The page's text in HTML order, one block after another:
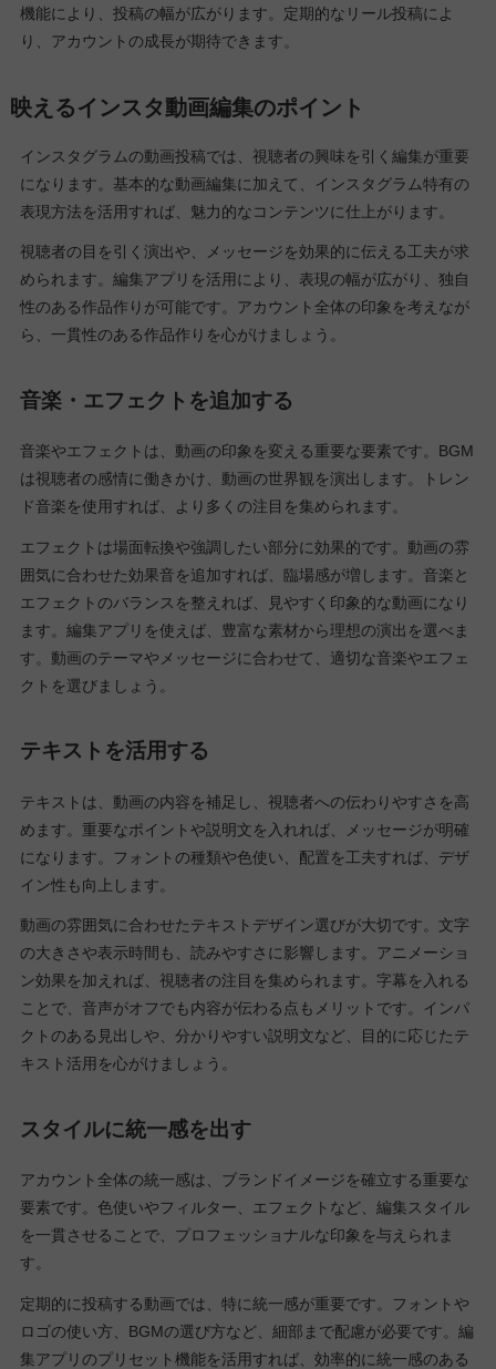
機能により、投稿の幅が広がります。定期的なリール投稿によ
り、アカウントの成長が期待できます。
映えるインスタ動画編集のポイント
インスタグラムの動画投稿では、視聴者の興味を引く編集が重要
になります。基本的な動画編集に加えて、インスタグラム特有の
表現方法を活用すれば、魅力的なコンテンツに仕上がります。
視聴者の目を引く演出や、メッセージを効果的に伝える工夫が求
められます。編集アプリを活用により、表現の幅が広がり、独自
性のある作品作りが可能です。アカウント全体の印象を考えなが
ら、一貫性のある作品作りを心がけましょう。
音楽・エフェクトを追加する
音楽やエフェクトは、動画の印象を変える重要な要素です。BGM
は視聴者の感情に働きかけ、動画の世界観を演出します。トレン
ド音楽を使用すれば、より多くの注目を集められます。
エフェクトは場面転換や強調したい部分に効果的です。動画の雰
囲気に合わせた効果音を追加すれば、臨場感が増します。音楽と
エフェクトのバランスを整えれば、見やすく印象的な動画になり
ます。編集アプリを使えば、豊富な素材から理想の演出を選べま
す。動画のテーマやメッセージに合わせて、適切な音楽やエフェ
クトを選びましょう。
テキストを活用する
テキストは、動画の内容を補足し、視聴者への伝わりやすさを高
めます。重要なポイントや説明文を入れれば、メッセージが明確
になります。フォントの種類や色使い、配置を工夫すれば、デザ
イン性も向上します。
動画の雰囲気に合わせたテキストデザイン選びが大切です。文字
の大きさや表示時間も、読みやすさに影響します。アニメーショ
ン効果を加えれば、視聴者の注目を集められます。字幕を入れる
ことで、音声がオフでも内容が伝わる点もメリットです。インパ
クトのある見出しや、分かりやすい説明文など、目的に応じたテ
キスト活用を心がけましょう。
スタイルに統一感を出す
アカウント全体の統一感は、ブランドイメージを確立する重要な
要素です。色使いやフィルター、エフェクトなど、編集スタイル
を一貫させることで、プロフェッショナルな印象を与えられま
す。
定期的に投稿する動画では、特に統一感が重要です。フォントや
ロゴの使い方、BGMの選び方など、細部まで配慮が必要です。編
集アプリのプリセット機能を活用すれば、効率的に統一感のある